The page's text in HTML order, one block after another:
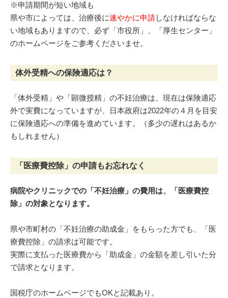
※申請期間が短い地域も
県や市によっては、治療後に速やかに申請しなければならな
い地域もありますので、必ず「市役所」、「厚生センター」
のホームページをご参考くださいませ。
体外受精への保険適応は？
「体外受精」や「顕微授精」の不妊治療は、現在は保険適応
外で実費になっていますが、日本政府は2022年の４月を目安
に保険適応への準備を進めています。（多少の遅れはあるか
もしれません）
「医療費控除」の申請もお忘れなく
病院やクリニックでの「不妊治療」の費用は、「医療費控
除」の対象となります。
県や市町村の「不妊治療の助成金」をもらった方でも、「医
療費控除」の請求は可能です。
実際に支払った医療費から「助成金」の金額を差し引いた分
で請求となります。
国税庁のホームページでもOKと記載あり。